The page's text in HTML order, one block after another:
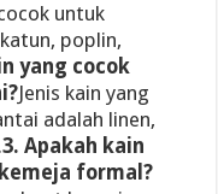
untuk
poplin,
yang cocok
Jenis kain yang
adalah linen,
3. Apakah kain
formal?